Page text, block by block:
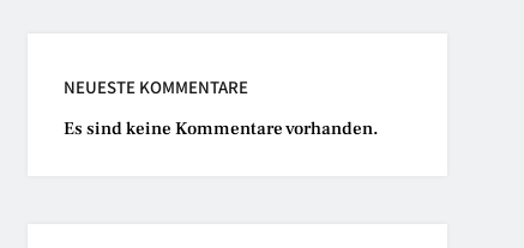
NEUESTE KOMMENTARE
Es sind keine Kommentare vorhanden.